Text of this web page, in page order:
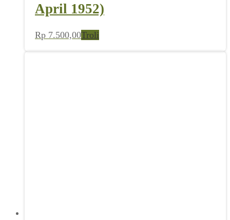
April 1952)
Rp 7.500,00Troli